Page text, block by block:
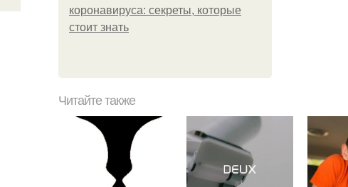
коронавируса: секреты, которые
стоит знать
Читайте также